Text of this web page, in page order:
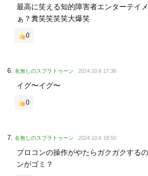
最高に笑える知的障害者エンターテイ
ぁ？糞笑笑笑笑大爆笑
0
名無しのスプラトゥーン 2024.10.6 17:36
イグ〜イグ〜
0
名無しのスプラトゥーン 2024.10.6 18:50
プロコンの操作がやたらガクガクする
ンがゴミ？